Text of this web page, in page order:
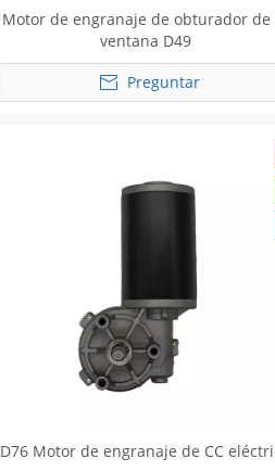
Motor de engranaje de obturador de
ventana D49
Preguntar
D76 Motor de engranaje de CC